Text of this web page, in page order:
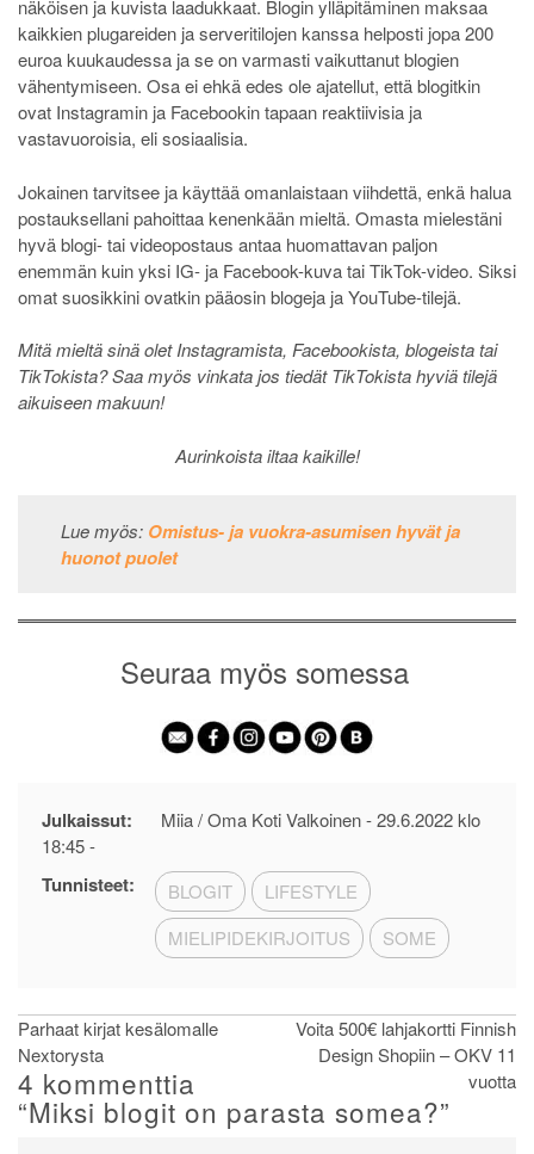
näköisen ja kuvista laadukkaat. Blogin ylläpitäminen maksaa
kaikkien plugareiden ja serveritilojen kanssa helposti jopa 200
euroa kuukaudessa ja se on varmasti vaikuttanut blogien
vähentymiseen. Osa ei ehkä edes ole ajatellut, että blogitkin
ovat Instagramin ja Facebookin tapaan reaktiivisia ja
vastavuoroisia, eli sosiaalisia.
Jokainen tarvitsee ja käyttää omanlaistaan viihdettä, enkä halua
postauksellani pahoittaa kenenkään mieltä. Omasta mielestäni
hyvä blogi- tai videopostaus antaa huomattavan paljon
enemmän kuin yksi IG- ja Facebook-kuva tai TikTok-video. Siksi
omat suosikkini ovatkin pääosin blogeja ja YouTube-tilejä.
Mitä mieltä sinä olet Instagramista, Facebookista, blogeista tai
TikTokista? Saa myös vinkata jos tiedät TikTokista hyviä tilejä
aikuiseen makuun!
Aurinkoista iltaa kaikille!
Lue myös: Omistus- ja vuokra-asumisen hyvät ja
huonot puolet
Seuraa myös somessa
Julkaissut: Miia / Oma Koti Valkoinen -29.6.2022 klo
18:45-
Tunnisteet: BLOGIT
LIFESTYLE
MIELIPIDEKIRJOITUS
SOME
Artikkelien
selaus
Parhaat kirjat kesälomalle
Nextorysta
Voita 500€ lahjakortti Finnish
Design Shopiin – OKV 11
vuotta
4 kommenttia
“Miksi blogit on parasta somea?”